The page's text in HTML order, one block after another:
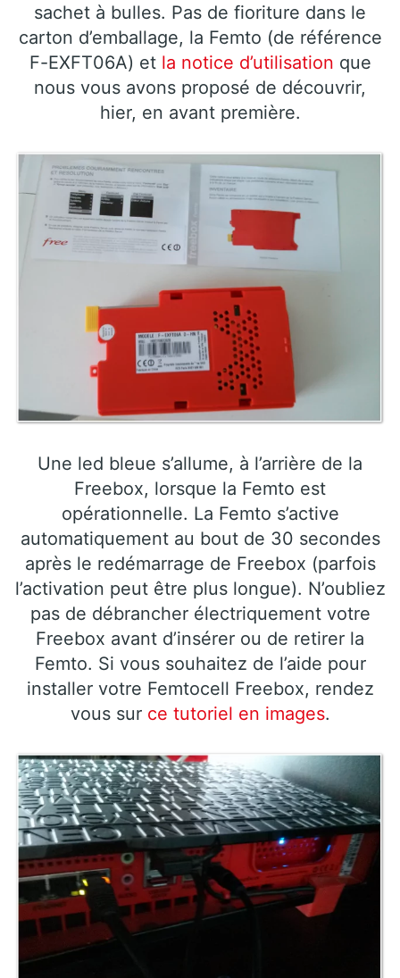
sachet à bulles. Pas de fioriture dans le
carton d’emballage, la Femto (de référence
F-EXFT06A) et la notice d’utilisation que
nous vous avons proposé de découvrir,
hier, en avant première.
Une led bleue s’allume, à l’arrière de la
Freebox, lorsque la Femto est
opérationnelle. La Femto s’active
automatiquement au bout de 30 secondes
après le redémarrage de Freebox (parfois
l’activation peut être plus longue). N’oubliez
pas de débrancher électriquement votre
Freebox avant d’insérer ou de retirer la
Femto. Si vous souhaitez de l’aide pour
installer votre Femtocell Freebox, rendez
vous sur ce tutoriel en images.